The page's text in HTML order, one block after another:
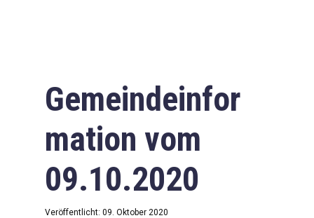
Gemeindeinfor
mation vom
09.10.2020
Veröffentlicht: 09. Oktober 2020